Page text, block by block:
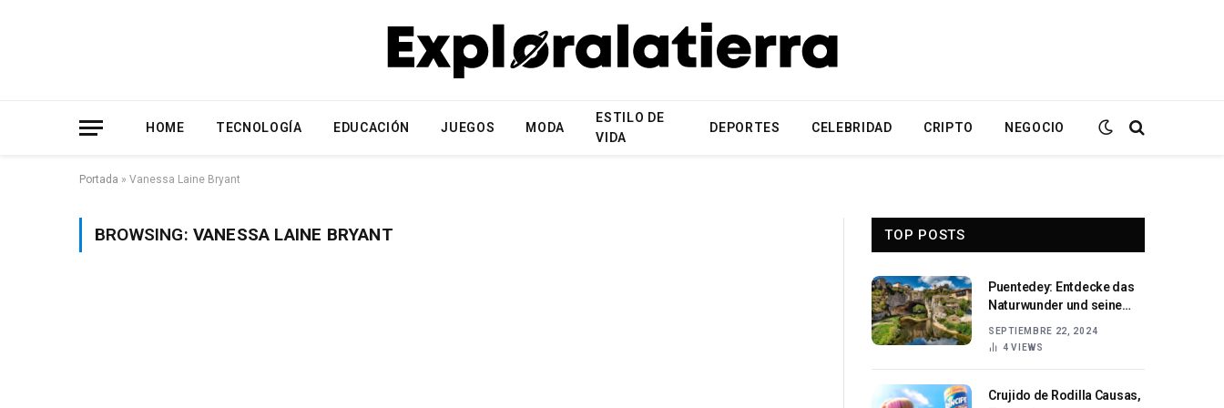
HOME TECNOLOGÍA EDUCACIÓN JUEGOS MODA
ESTILO DE
VIDA
DEPORTES CELEBRIDAD CRIPTO NEGOCIO
Portada » Vanessa Laine Bryant
BROWSING: VANESSA LAINE BRYANT TOP POSTS
Puentedey: Entdecke das
Naturwunder und seine
SEPTIEMBRE 22, 2024
4VIEWS
Crujido de Rodilla Causas,